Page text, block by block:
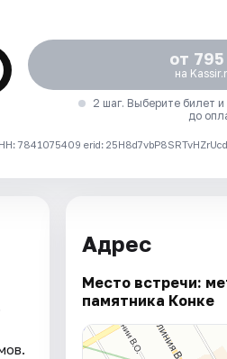
от
на
2 шаг. Выберите билет
до
erid:
Адрес
Место встречи:
памятника Конке